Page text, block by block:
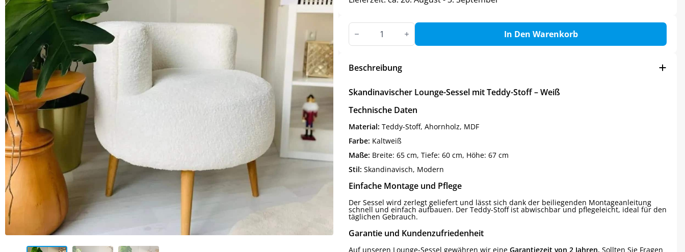
Skandinavischer
Lounge-
Sessel
Stoff
Menge
In Den Warenkorb
Beschreibung
Skandinavischer Lounge-Sessel mit Teddy-Stoff – Weiß
Technische Daten
Material: Teddy-Stoff, Ahornholz, MDF
Farbe: Kaltweiß
Maße: Breite: 65 cm, Tiefe: 60 cm, Höhe: 67 cm
Stil: Skandinavisch, Modern
Einfache Montage und Pflege
Der Sessel wird zerlegt geliefert und lässt sich dank der beiliegenden Montageanleitung
schnell und einfach aufbauen. Der Teddy-Stoff ist abwischbar und pflegeleicht, ideal für den
täglichen Gebrauch.
Garantie und Kundenzufriedenheit
Auf unseren Lounge-Sessel gewähren wir eine Garantiezeit von 2 Jahren. Sollten Sie Fragen